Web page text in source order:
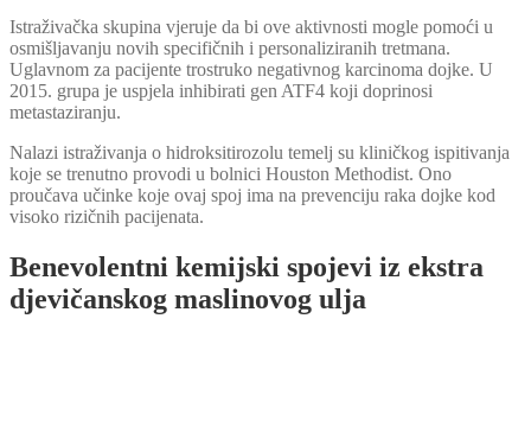
Istraživačka skupina vjeruje da bi ove aktivnosti mogle pomoći u
osmišljavanju novih specifičnih i personaliziranih tretmana.
Uglavnom za pacijente trostruko negativnog karcinoma dojke. U
2015. grupa je uspjela inhibirati gen ATF4 koji doprinosi
metastaziranju.
Nalazi istraživanja o hidroksitirozolu temelj su kliničkog ispitivanja
koje se trenutno provodi u bolnici Houston Methodist. Ono
proučava učinke koje ovaj spoj ima na prevenciju raka dojke kod
visoko rizičnih pacijenata.
Benevolentni kemijski spojevi iz ekstra
djevičanskog maslinovog ulja